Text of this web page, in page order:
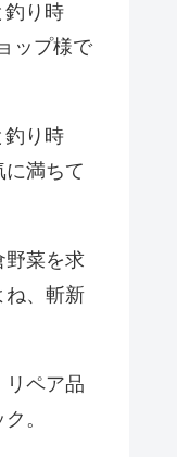
釣り時
ップ様で
釣り時
に満ちて
野菜を求
ね、斬新
リペア品
。